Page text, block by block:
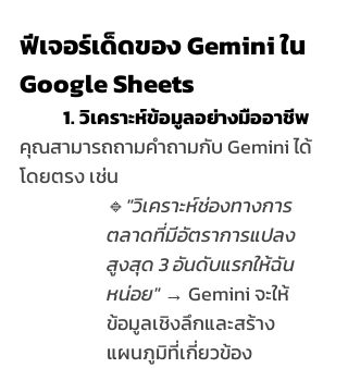
ฟีเจอร์เด็ดของ Gemini ใน
Google Sheets
	1. วิเคราะห์ข้อมูลอย่างมืออาชีพ
คุณสามารถถามคำถามกับ Gemini ได้
โดยตรง เช่น
🔹"วิเคราะห์ช่องทางการ
ตลาดที่มีอัตราการแปลง
สูงสุด 3 อันดับแรกให้ฉัน
หน่อย" → Gemini จะให้
ข้อมูลเชิงลึกและสร้าง
แผนภูมิที่เกี่ยวข้อง